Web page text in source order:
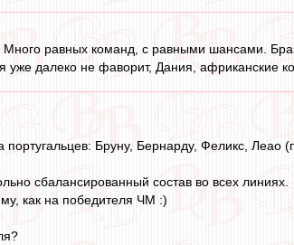
равных команд, с равными шансами.
далеко не фаворит, Дания, африканские
Бруну, Бернарду, Феликс, Леао
сбалансированный состав во всех линиях.
как на победителя ЧМ :)